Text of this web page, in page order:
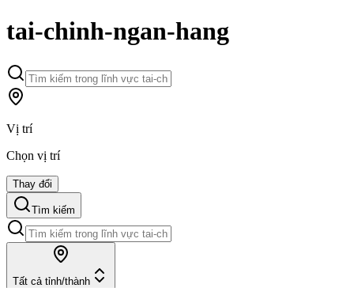
tai-chinh-ngan-hang
Vị trí
Chọn vị trí
Thay đổi
Tìm kiếm
Tất cả tỉnh/thành